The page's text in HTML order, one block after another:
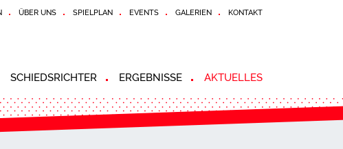
ÜBER UNS SPIELPLAN EVENTS GALERIEN KONTAKT
SCHIEDSRICHTER ERGEBNISSE AKTUELLES